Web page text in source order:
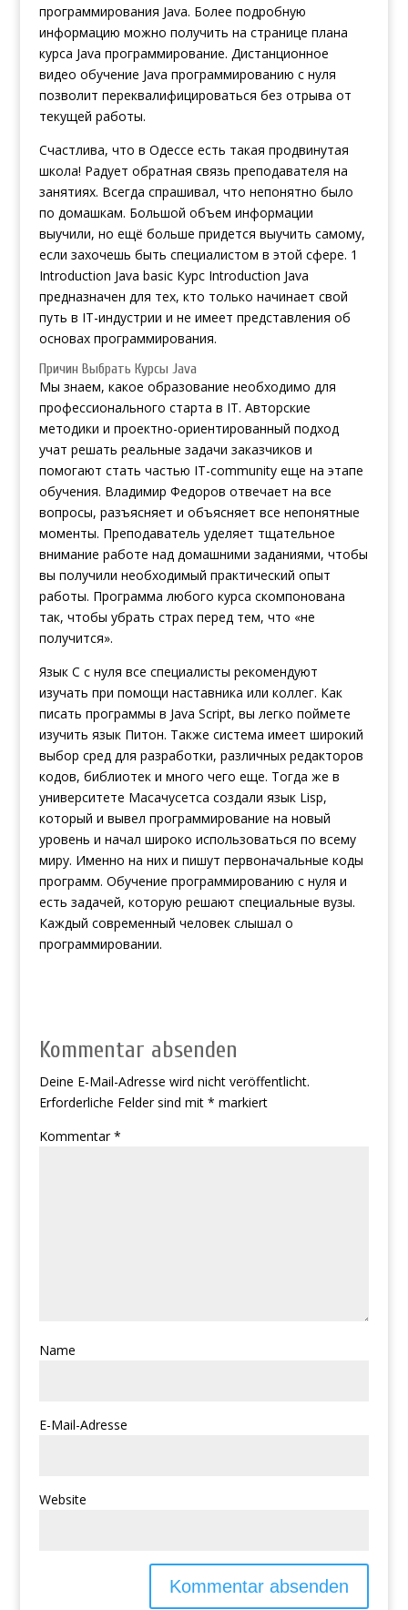
программирования Java. Более подробную
информацию можно получить на странице плана
курса Java программирование. Дистанционное
видео обучение Java программированию с нуля
позволит переквалифицироваться без отрыва от
текущей работы.
Счастлива, что в Одессе есть такая продвинутая
школа! Радует обратная связь преподавателя на
занятиях. Всегда спрашивал, что непонятно было
по домашкам. Большой объем информации
выучили, но ещё больше придется выучить самому,
если захочешь быть специалистом в этой сфере. 1
Introduction Java basic Курс Introduction Java
предназначен для тех, кто только начинает свой
путь в IT-индустрии и не имеет представления об
основах программирования.
Причин Выбрать Курсы Java
Мы знаем, какое образование необходимо для
профессионального старта в IT. Авторские
методики и проектно-ориентированный подход
учат решать реальные задачи заказчиков и
помогают стать частью IT-community еще на этапе
обучения. Владимир Федоров отвечает на все
вопросы, разъясняет и объясняет все непонятные
моменты. Преподаватель уделяет тщательное
внимание работе над домашними заданиями, чтобы
вы получили необходимый практический опыт
работы. Программа любого курса скомпонована
так, чтобы убрать страх перед тем, что «не
получится».
Язык С с нуля все специалисты рекомендуют
изучать при помощи наставника или коллег. Как
писать программы в Java Script, вы легко поймете
изучить язык Питон. Также система имеет широкий
выбор сред для разработки, различных редакторов
кодов, библиотек и много чего еще. Тогда же в
университете Масачусетса создали язык Lisp,
который и вывел программирование на новый
уровень и начал широко использоваться по всему
миру. Именно на них и пишут первоначальные коды
программ. Обучение программированию с нуля и
есть задачей, которую решают специальные вузы.
Каждый современный человек слышал о
программировании.
Kommentar absenden
Deine E-Mail-Adresse wird nicht veröffentlicht.
Erforderliche Felder sind mit * markiert
Kommentar*
Name
E-Mail-Adresse
Website